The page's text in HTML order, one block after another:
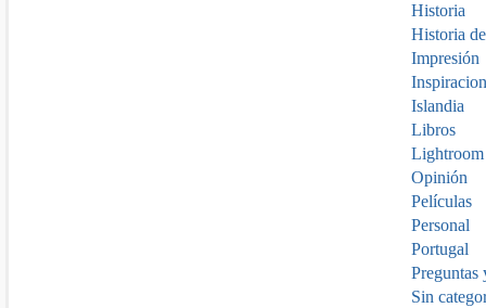
Historia
Historia
Impresión
Islandia
Libros
Lightroom
Opinión
Películas
Personal
Portugal
Preguntas
Sin